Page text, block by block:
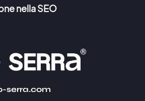
nella SEO
serra.com